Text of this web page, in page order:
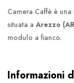
Camera Caffè è
situata a Arezzo
modulo a fianco.
Informazioni